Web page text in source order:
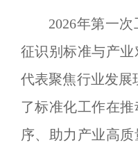
2026年第一次
征识别标准与产
代表聚焦行业发展
了标准化工作在
序、助力产业高